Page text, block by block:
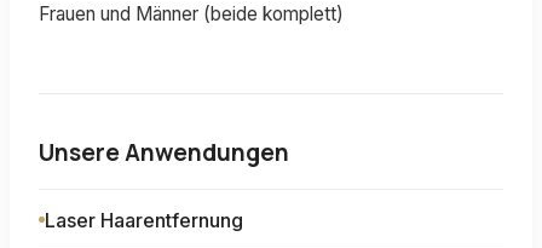
Frauen und Männer (beide komplett)
Unsere Anwendungen
Laser Haarentfernung